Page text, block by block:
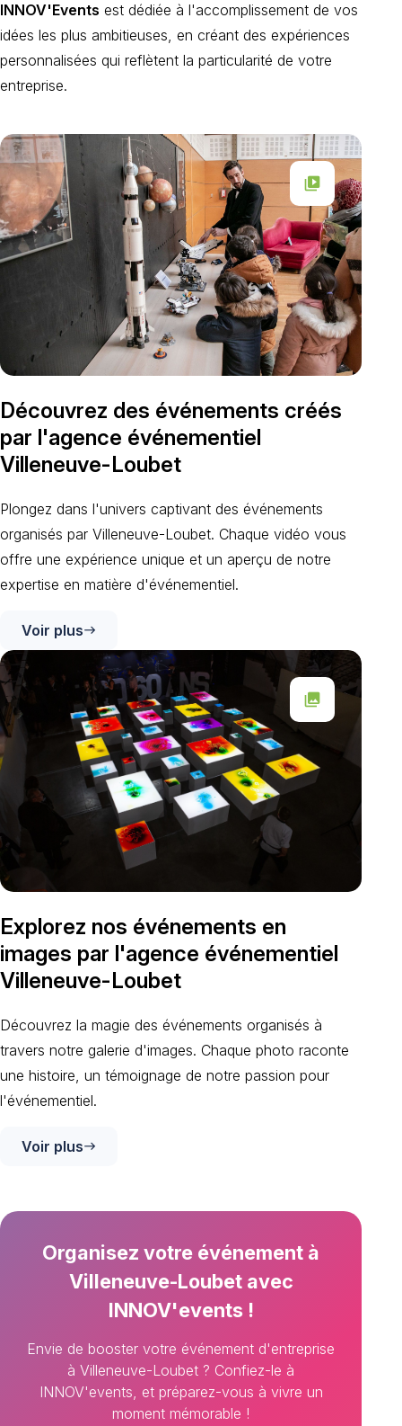
INNOV'Events est dédiée à l'accomplissement de vos
idées les plus ambitieuses, en créant des expériences
personnalisées qui reflètent la particularité de votre
entreprise.
Découvrez des événements créés
par l'agence événementiel
Villeneuve-Loubet
Plongez dans l'univers captivant des événements
organisés par Villeneuve-Loubet. Chaque vidéo vous
offre une expérience unique et un aperçu de notre
expertise en matière d'événementiel.
Voir pluseast
video_library
Explorez nos événements en
images par l'agence événementiel
Villeneuve-Loubet
Découvrez la magie des événements organisés à
travers notre galerie d'images. Chaque photo raconte
une histoire, un témoignage de notre passion pour
l'événementiel.
Voir pluseast
collections
Organisez votre événement à
Villeneuve-Loubet avec
INNOV'events !
Envie de booster votre événement d'entreprise
à Villeneuve-Loubet ? Confiez-le à
INNOV'events, et préparez-vous à vivre un
moment mémorable !